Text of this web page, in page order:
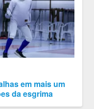
em mais um
da esgrima